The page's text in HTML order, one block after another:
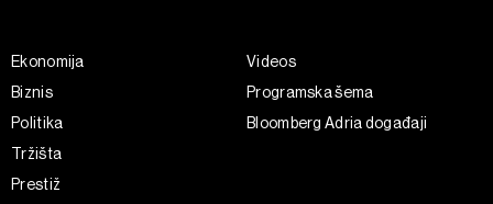
Ekonomija
Biznis
Politika
Tržišta
Prestiž
Videos
Programska šema
Bloomberg Adria događaji